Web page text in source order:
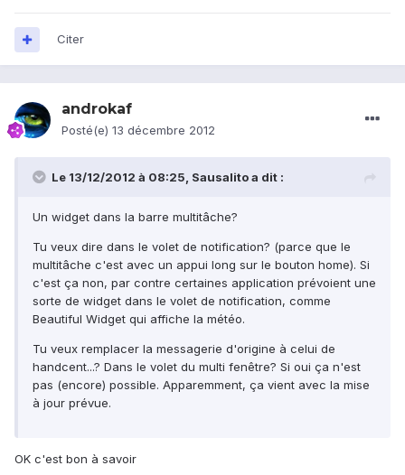
Citer
androkaf
Posté(e) 13 décembre 2012
Le 13/12/2012 à 08:25, Sausalito a dit :
Un widget dans la barre multitâche?
Tu veux dire dans le volet de notification? (parce que le
multitâche c'est avec un appui long sur le bouton home). Si
c'est ça non, par contre certaines application prévoient une
sorte de widget dans le volet de notification, comme
Beautiful Widget qui affiche la météo.
Tu veux remplacer la messagerie d'origine à celui de
handcent...? Dans le volet du multi fenêtre? Si oui ça n'est
pas (encore) possible. Apparemment, ça vient avec la mise
à jour prévue.
OK c'est bon à savoir